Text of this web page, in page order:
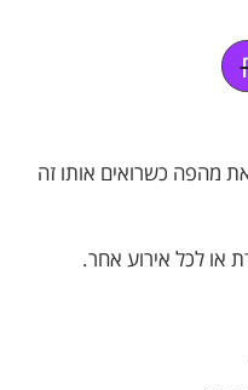
מהפה כשרואים אותו זה
או לכל אירוע אחר.